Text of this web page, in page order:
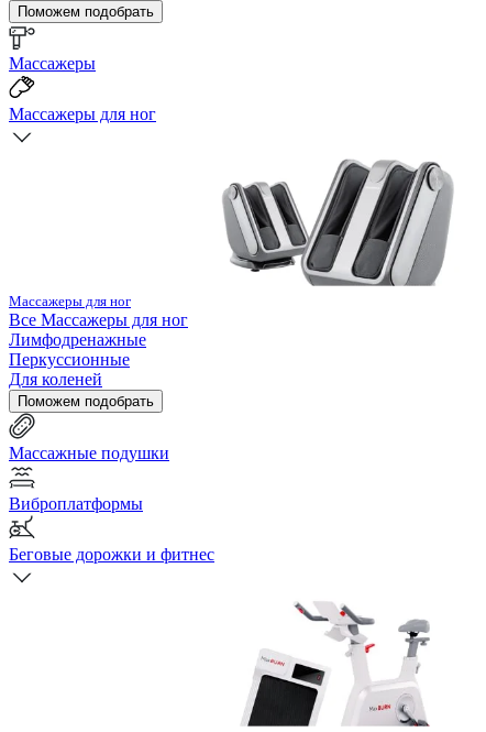
Поможем подобрать
Массажеры
Массажеры для ног
Массажеры для ног
Все Массажеры для ног
Лимфодренажные
Перкуссионные
Для коленей
Поможем подобрать
Массажные подушки
Виброплатформы
Беговые дорожки и фитнес